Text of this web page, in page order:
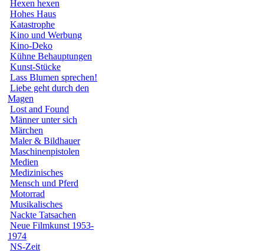
Hexen hexen
Hohes Haus
Katastrophe
Kino und Werbung
Kino-Deko
Kühne Behauptungen
Kunst-Stücke
Lass Blumen sprechen!
Liebe geht durch den
Magen
Lost and Found
Männer unter sich
Märchen
Maler & Bildhauer
Maschinenpistolen
Medien
Medizinisches
Mensch und Pferd
Motorrad
Musikalisches
Nackte Tatsachen
Neue Filmkunst 1953-
1974
NS-Zeit